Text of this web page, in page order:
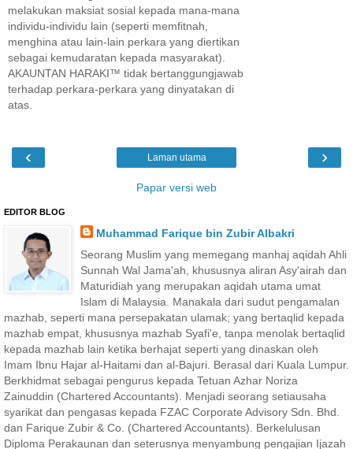
melakukan maksiat sosial kepada mana-mana
individu-individu lain (seperti memfitnah,
menghina atau lain-lain perkara yang diertikan
sebagai kemudaratan kepada masyarakat).
AKAUNTAN HARAKI™ tidak bertanggungjawab
terhadap perkara-perkara yang dinyatakan di
atas.
‹ ›
Laman utama
Papar versi web
EDITOR BLOG
Muhammad Farique bin Zubir Albakri
Seorang Muslim yang memegang manhaj aqidah Ahli
Sunnah Wal Jama'ah, khususnya aliran Asy'airah dan
Maturidiah yang merupakan aqidah utama umat
Islam di Malaysia. Manakala dari sudut pengamalan
mazhab, seperti mana persepakatan ulamak; yang bertaqlid kepada
mazhab empat, khususnya mazhab Syafi'e, tanpa menolak bertaqlid
kepada mazhab lain ketika berhajat seperti yang dinaskan oleh
Imam Ibnu Hajar al-Haitami dan al-Bajuri. Berasal dari Kuala Lumpur.
Berkhidmat sebagai pengurus kepada Tetuan Azhar Noriza
Zainuddin (Chartered Accountants). Menjadi seorang setiausaha
syarikat dan pengasas kepada FZAC Corporate Advisory Sdn. Bhd.
dan Farique Zubir & Co. (Chartered Accountants). Berkelulusan
Diploma Perakaunan dan seterusnya menyambung pengajian Ijazah